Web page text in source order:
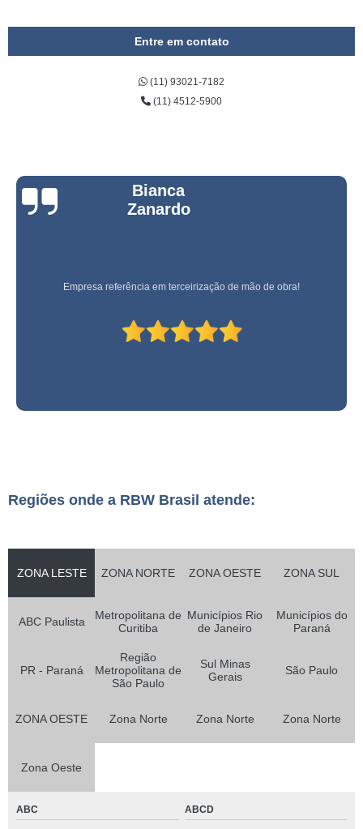
Entre em contato
(11) 93021-7182
(11) 4512-5900
Bianca
Zanardo
Empresa referência em terceirização de mão de obra!
Regiões onde a RBW Brasil atende:
ZONA LESTE ZONA NORTE ZONA OESTE ZONA SUL
ABC Paulista
Metropolitana de
Curitiba
Municípios Rio
de Janeiro
Municípios do
Paraná
PR - Paraná
Região
Metropolitana de
São Paulo
Sul Minas
Gerais
São Paulo
ZONA OESTE Zona Norte Zona Norte Zona Norte
Zona Oeste
ABC ABCD